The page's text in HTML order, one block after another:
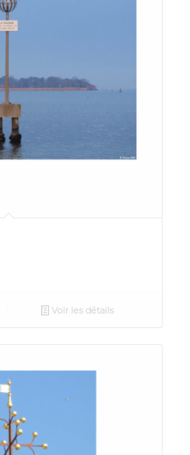
Voir les détails